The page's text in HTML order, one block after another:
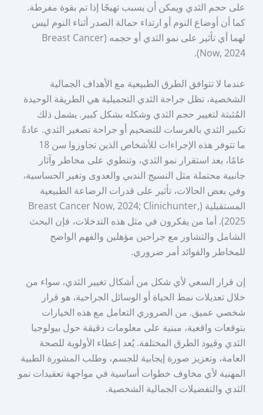
على حجم الثدي ويمكن أن يسبب تهيجًا إذا تم بقوة مفرطة.
كما أن أوضاع النوم أو ارتداء حمالة الصدر أثناء النوم ليس
لهما أي تأثير على نمو الثدي أو حجمه (Breast Cancer
Now, 2024).
عندما لا تتوافق الطرق الطبيعية مع الأهداف الجمالية
الشخصية، تظل جراحة الثدي التجميلية هي الطريقة الوحيدة
المُثبتة لتغيير حجم الثدي وشكله بشكل كبير. يشمل ذلك
تكبير الثدي بالغرسات للتضخيم أو جراحة تصغير الثدي. عادةً
ما تتوفر هذه الإجراءات للأشخاص الذين تجاوزوا سن 18
عامًا، بعد استقرار نمو الثدي، وتنطوي على مخاطر وآثار
جانبية محتملة مثل النسيج الندبي والعدوى وتغير الحساسية،
وفي بعض الحالات، تأثير على قدرات الرضاعة الطبيعية
المستقبلية (Breast Cancer Now, 2024; Clinichunter,
2025). أما من يفكرون في مثل هذه التدخلات، فإن البحث
الشامل والتشاور مع جراحين مؤهلين والفهم الواضح
للمخاطر والفوائد أمر ضروري.
إن قرار السعي لأي شكل من أشكال تغيير الثدي، سواء من
خلال تعديلات نمط الحياة أو الوسائل الجراحية، هو قرار
شخصي عميق. من الضروري التعامل مع هذه الخيارات
بتوقعات واقعية، مبنية على معلومات دقيقة حول بيولوجيا
الثدي وقيود الطرق المختلفة. يُعد إعطاء الأولوية للصحة
العامة، وتعزيز صورة إيجابية للجسم، وطلب المشورة الطبية
المهنية لأي مخاوف خطوات أساسية في مواجهة تعقيدات نمو
الثدي والتفضيلات الجمالية الشخصية.